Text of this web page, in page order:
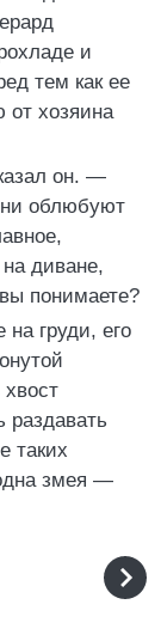
и
тем как ее
хозяина
он. —
облюбуют
диване,
понимаете?
груди, его
таких
змея —